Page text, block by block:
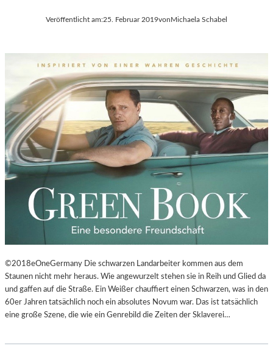
M
E
Veröffentlicht am:25. Februar 2019von Michaela Schabel
©2018eOneGermany Die schwarzen Landarbeiter kommen aus dem
Staunen nicht mehr heraus. Wie angewurzelt stehen sie in Reih und Glied da
und gaffen auf die Straße. Ein Weißer chauffiert einen Schwarzen, was in den
60er Jahren tatsächlich noch ein absolutes Novum war. Das ist tatsächlich
eine große Szene, die wie ein Genrebild die Zeiten der Sklaverei…